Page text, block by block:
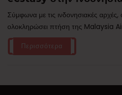
Σύμφωνα με τις ινδονησιακές αρχές,
ολοκληρώσει πτήση της Malaysia
Περισσότερα